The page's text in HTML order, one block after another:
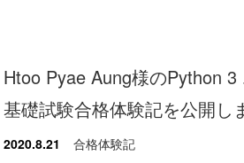
Htoo Pyae Aung様のPython 3
基礎試験合格体験記を公開し
2020.8.21 合格体験記